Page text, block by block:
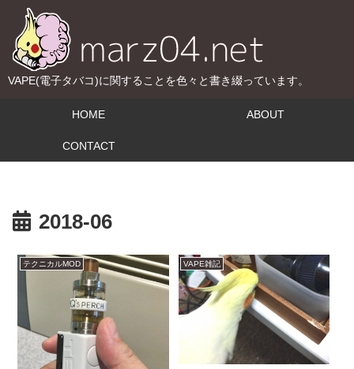
VAPE(電子タバコ)に関することを色々と書き綴っています。
HOME ABOUT
CONTACT
2018-06
テクニカルMOD VAPE雑記